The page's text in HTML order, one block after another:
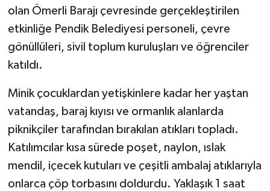
olan Ömerli Barajı çevresinde gerçekleştirilen
etkinliğe Pendik Belediyesi personeli, çevre
gönüllüleri, sivil toplum kuruluşları ve öğrenciler
katıldı.
Minik çocuklardan yetişkinlere kadar her yaştan
vatandaş, baraj kıyısı ve ormanlık alanlarda
piknikçiler tarafından bırakılan atıkları topladı.
Katılımcılar kısa sürede poşet, naylon, ıslak
mendil, içecek kutuları ve çeşitli ambalaj atıklarıyla
onlarca çöp torbasını doldurdu. Yaklaşık 1 saat